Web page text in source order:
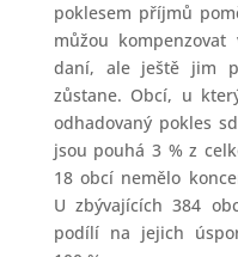
poklesem příjmů
můžou
daní, ale ještě jim
zůstane. Obcí, u
odhadovaný pokles
jsou pouhá 3 % z
18 obcí nemělo
U zbývajících 384
podílí na jejich